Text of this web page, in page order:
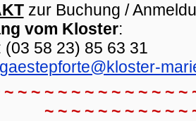
zur Buchung /
vom Kloster:
58 23) 85 63 31
gaestepforte@kloster-
~ ~ ~ ~ ~ ~ ~ ~ ~ ~ ~ ~ ~
~ ~ ~ ~ ~ ~ ~ ~ ~ ~ ~